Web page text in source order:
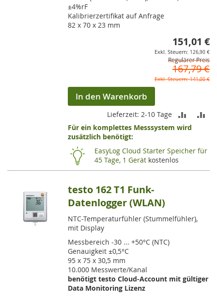
±4%rF
Kalibrierzertifikat auf Anfrage
82 x 70 x 23 mm
151,01 €
126,90 €
Regulärer Preis
167,79 €
141,00 €
In den Warenkorb
Lieferzeit: 2-10 Tage
ZUR
Für ein komplettes Messsystem wird
zusätzlich benötigt:
EasyLog Cloud Starter Speicher für
45 Tage, 1 Gerät kostenlos
testo 162 T1 Funk-
Datenlogger (WLAN)
NTC-Temperaturfühler (Stummelfühler),
mit Display
Messbereich -30 ... +50°C (NTC)
Genauigkeit ±0,5°C
95 x 75 x 30,5 mm
10.000 Messwerte/Kanal
benötigt testo Cloud-Account mit gültiger
Data Monitoring Lizenz